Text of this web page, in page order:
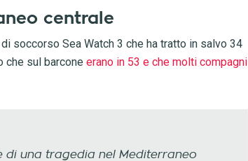
centrale
soccorso Sea Watch 3 che ha tratto in salvo 34
che sul barcone erano in 53 e che molti compagni
una tragedia nel Mediterraneo